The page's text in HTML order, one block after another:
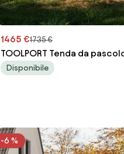
1465 €1735 €
TOOLPORT Tenda da
grigio, Telo in PVC, fissaggio
Disponibile
-6 %